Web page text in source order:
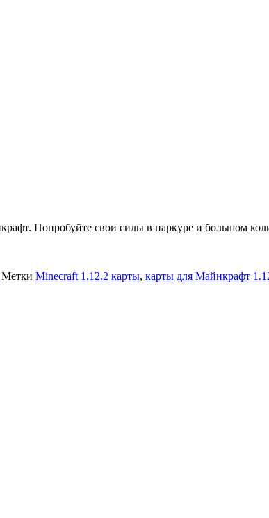
Попробуйте свои силы в паркуре и большом
Метки Minecraft 1.12.2 карты, карты для Майнкрафт